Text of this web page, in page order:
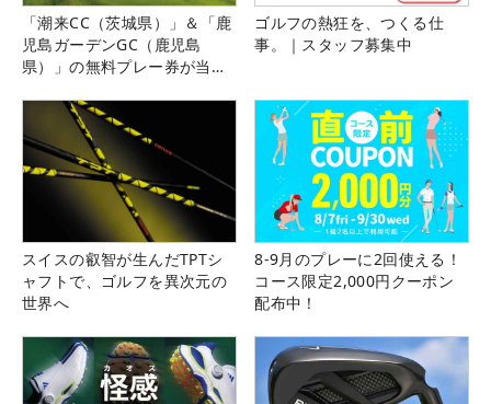
「潮来CC（茨城県）」＆「鹿
児島ガーデンGC（鹿児島
県）」の無料プレー券が当た
ゴルフの熱狂を、つくる仕
事。｜スタッフ募集中
スイスの叡智が生んだTPTシ
ャフトで、ゴルフを異次元の
世界へ
8-9月のプレーに2回使える！
コース限定2,000円クーポン
配布中！